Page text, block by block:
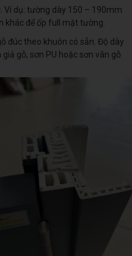
Ví dụ: tường dày 150 – 190mm
khác để ốp full mặt tường.
đúc theo khuôn có sẵn. Độ dày
gỗ, sơn PU hoặc sơn vân gỗ